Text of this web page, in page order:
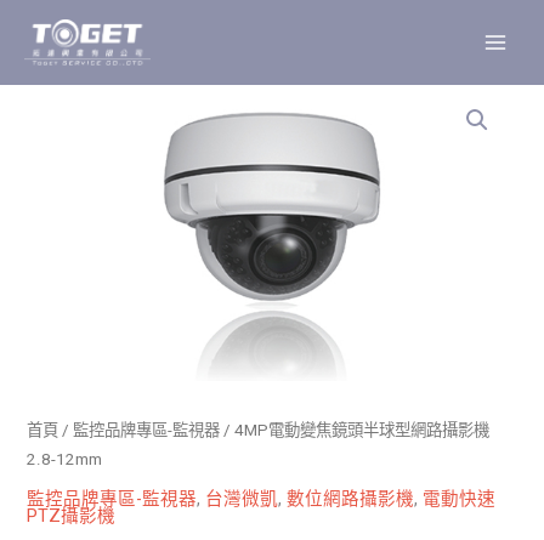
主
首頁 / 監控品牌專區-監視器 / 4MP電動變焦鏡頭半球型網路攝影機
2.8-12mm
監控品牌專區-監視器, 台灣微凱,數位網路攝影機, 電動快速
PTZ攝影機